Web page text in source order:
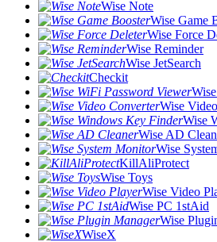
Wise Note
Wise Game
Wise Force
Wise Reminder
Wise JetSearch
Checkit
Wise
Wise
Wise AD
Wise
KillAliProtect
Wise Toys
Wise Video
Wise PC 1stAid
Wise
WiseX